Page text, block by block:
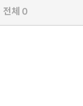
전체 0